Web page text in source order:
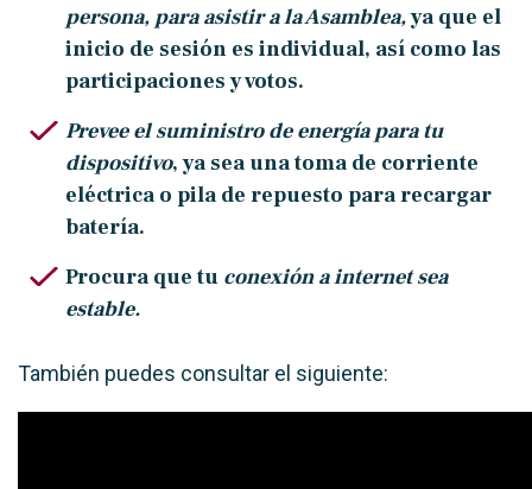
persona, para asistir a la Asamblea,ya que el
inicio de sesión es individual, así como las
participaciones y votos.
Prevee el suministro de energía para tu
dispositivo, ya sea una toma de corriente
eléctrica o pila de repuesto para recargar
batería.
Procura que tu conexión a internet sea
estable.
También puedes consultar el siguiente: